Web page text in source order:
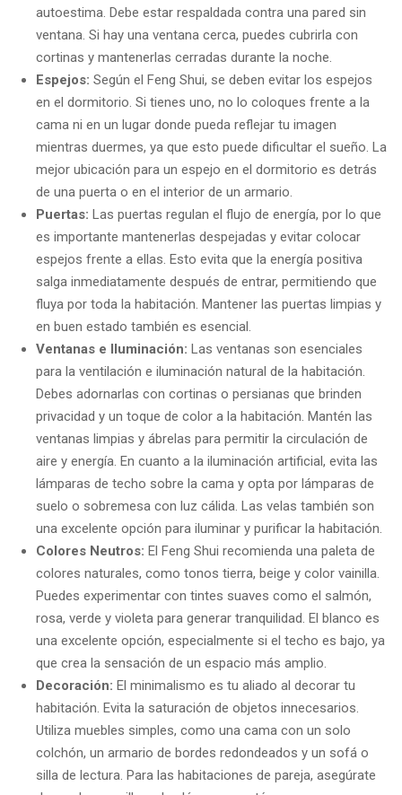
autoestima. Debe estar respaldada contra una pared sin
ventana. Si hay una ventana cerca, puedes cubrirla con
cortinas y mantenerlas cerradas durante la noche.
Espejos: Según el Feng Shui, se deben evitar los espejos
en el dormitorio. Si tienes uno, no lo coloques frente a la
cama ni en un lugar donde pueda reflejar tu imagen
mientras duermes, ya que esto puede dificultar el sueño. La
mejor ubicación para un espejo en el dormitorio es detrás
de una puerta o en el interior de un armario.
Puertas: Las puertas regulan el flujo de energía, por lo que
es importante mantenerlas despejadas y evitar colocar
espejos frente a ellas. Esto evita que la energía positiva
salga inmediatamente después de entrar, permitiendo que
fluya por toda la habitación. Mantener las puertas limpias y
en buen estado también es esencial.
Ventanas e Iluminación: Las ventanas son esenciales
para la ventilación e iluminación natural de la habitación.
Debes adornarlas con cortinas o persianas que brinden
privacidad y un toque de color a la habitación. Mantén las
ventanas limpias y ábrelas para permitir la circulación de
aire y energía. En cuanto a la iluminación artificial, evita las
lámparas de techo sobre la cama y opta por lámparas de
suelo o sobremesa con luz cálida. Las velas también son
una excelente opción para iluminar y purificar la habitación.
Colores Neutros: El Feng Shui recomienda una paleta de
colores naturales, como tonos tierra, beige y color vainilla.
Puedes experimentar con tintes suaves como el salmón,
rosa, verde y violeta para generar tranquilidad. El blanco es
una excelente opción, especialmente si el techo es bajo, ya
que crea la sensación de un espacio más amplio.
Decoración: El minimalismo es tu aliado al decorar tu
habitación. Evita la saturación de objetos innecesarios.
Utiliza muebles simples, como una cama con un solo
colchón, un armario de bordes redondeados y un sofá o
silla de lectura. Para las habitaciones de pareja, asegúrate